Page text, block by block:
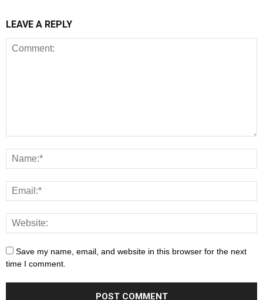
LEAVE A REPLY
Save my name, email, and website in this browser for the next
time I comment.